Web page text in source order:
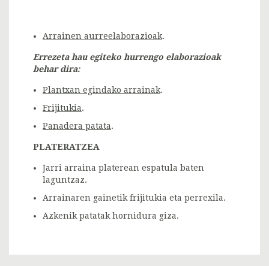
Arrainen aurreelaborazioak.
Errezeta hau egiteko hurrengo elaborazioak
behar dira:
Plantxan egindako arrainak.
Frijitukia.
Panadera patata.
PLATERATZEA
Jarri arraina platerean espatula baten
laguntzaz.
Arrainaren gainetik frijitukia eta perrexila.
Azkenik patatak hornidura giza.